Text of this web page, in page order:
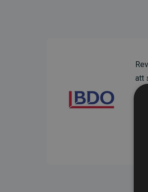
att